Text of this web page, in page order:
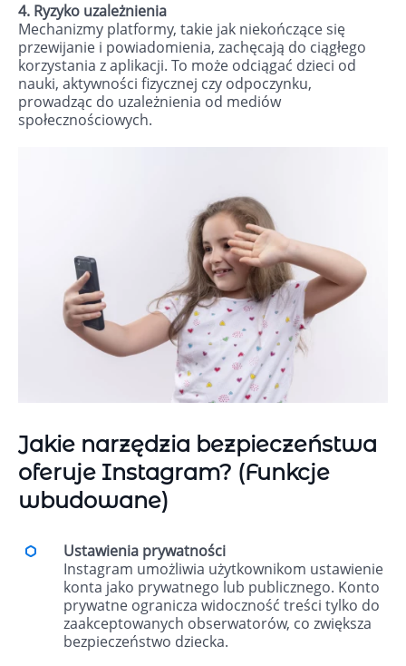
4. Ryzyko uzależnienia
Mechanizmy platformy, takie jak niekończące się
przewijanie i powiadomienia, zachęcają do ciągłego
korzystania z aplikacji. To może odciągać dzieci od
nauki, aktywności fizycznej czy odpoczynku,
prowadząc do uzależnienia od mediów
społecznościowych.
Jakie narzędzia bezpieczeństwa
oferuje Instagram? (Funkcje
wbudowane)
Ustawienia prywatności
Instagram umożliwia użytkownikom ustawienie
konta jako prywatnego lub publicznego. Konto
prywatne ogranicza widoczność treści tylko do
zaakceptowanych obserwatorów, co zwiększa
bezpieczeństwo dziecka.